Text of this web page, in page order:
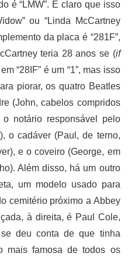
é “LMW”. É claro que isso
ou “Linda McCartney
da placa é “281F”,
teria 28 anos se (if
“28IF” é um “1”, mas isso
piorar, os quatro Beatles
(John, cabelos compridos
notário responsável pelo
o cadáver (Paul, de terno,
e o coveiro (George, em
Além disso, há um outro
um modelo usado para
cemitério próximo a Abbey
à direita, é Paul Cole,
deu conta de que tinha
mais famosa de todos os